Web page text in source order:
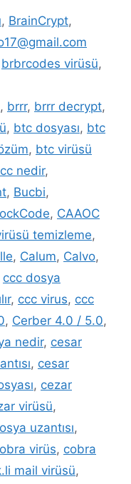
, BrainCrypt,
brbrcodes virüsü,
, brrr, brrr decrypt,
, btc dosyası, btc
, btc virüsü
nedir,
, Bucbi,
, CAAOC
temizleme,
, Calum, Calvo,
ccc dosya
, ccc virus, ccc
, Cerber 4.0 / 5.0,
nedir, cesar
, cesar
, cezar
virüsü,
uzantısı,
virüs, cobra
mail virüsü,